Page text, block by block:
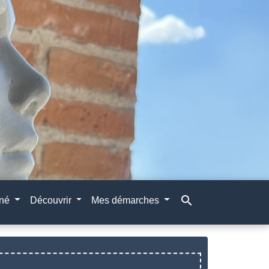
Découvrir Mes démarches search